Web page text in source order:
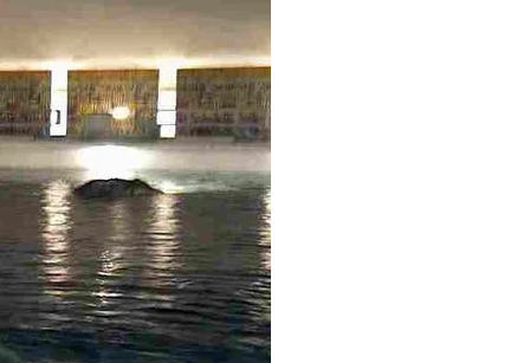
Informazione
Evidenza
Acque sempre agitate tra i
democratici di Caposele